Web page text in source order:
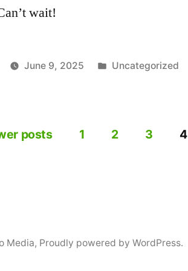
wait!
June 9, 2025
Posted
Uncategorized
posts 1 2 3 4
Media, Proudly powered by WordPress.